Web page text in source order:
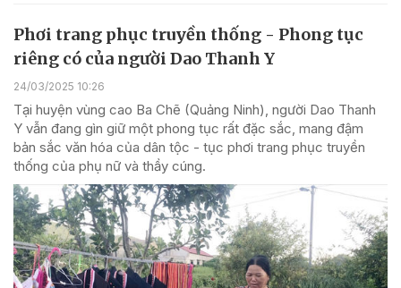
Phơi trang phục truyền thống - Phong tục
riêng có của người Dao Thanh Y
24/03/2025 10:26
Tại huyện vùng cao Ba Chẽ (Quảng Ninh), người Dao Thanh
Y vẫn đang gìn giữ một phong tục rất đặc sắc, mang đậm
bản sắc văn hóa của dân tộc - tục phơi trang phục truyền
thống của phụ nữ và thầy cúng.